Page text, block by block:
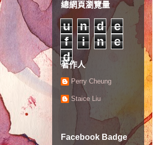
總網頁瀏覽量
u n d
e
f
i n
e
d
著作人
Perry Cheung
Staice Liu
Facebook Badge